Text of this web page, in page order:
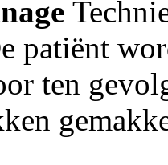
patiënt
ten